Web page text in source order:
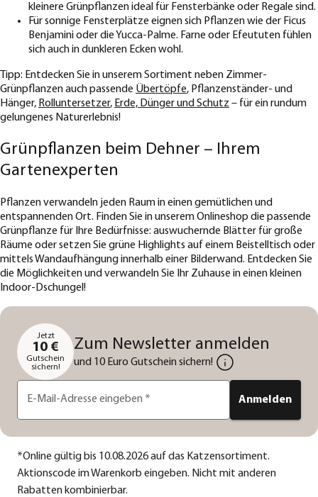
kleinere Grünpflanzen ideal für Fensterbänke oder Regale sind.
Für sonnige Fensterplätze eignen sich Pflanzen wie der Ficus
Benjamini oder die Yucca-Palme. Farne oder Efeututen fühlen
sich auch in dunkleren Ecken wohl.
Tipp: Entdecken Sie in unserem Sortiment neben Zimmer-
Grünpflanzen auch passende Übertöpfe, Pflanzenständer- und
Hänger, Rolluntersetzer, Erde, Dünger und Schutz – für ein rundum
gelungenes Naturerlebnis!
Grünpflanzen beim Dehner – Ihrem
Gartenexperten
Pflanzen verwandeln jeden Raum in einen gemütlichen und
entspannenden Ort. Finden Sie in unserem Onlineshop die passende
Grünpflanze für Ihre Bedürfnisse: auswuchernde Blätter für große
Räume oder setzen Sie grüne Highlights auf einem Beistelltisch oder
mittels Wandaufhängung innerhalb einer Bilderwand. Entdecken Sie
die Möglichkeiten und verwandeln Sie Ihr Zuhause in einen kleinen
Indoor-Dschungel!
Jetzt
10 €
Gutschein
sichern!
Zum Newsletter anmelden
und 10 Euro Gutschein sichern!
E-Mail-Adresse eingeben * Anmelden
*Online gültig bis 10.08.2026 auf das Katzensortiment.
Aktionscode im Warenkorb eingeben. Nicht mit anderen
Rabatten kombinierbar.